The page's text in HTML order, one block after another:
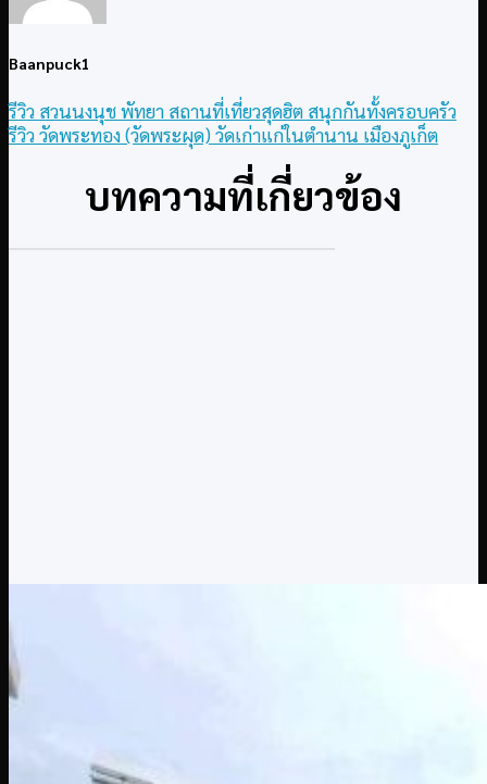
Baanpuck1
รีวิว สวนนงนุช พัทยา สถานที่เที่ยวสุดฮิต สนุกกันทั้งครอบครัว
รีวิว วัดพระทอง (วัดพระผุด) วัดเก่าแก่ในตำนาน เมืองภูเก็ต
บทความที่เกี่ยวข้อง